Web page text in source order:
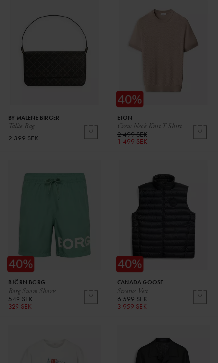
Tallie Bag
BY MALENE BIRGER
2 399 SEK
Crew Neck Knit T-Shirt
ETON
2 499 SEK
1 499 SEK
Borg Swim Shorts
BJÖRN BORG
549 SEK
329 SEK
Stratus Vest
CANADA GOOSE
6 599 SEK
3 959 SEK